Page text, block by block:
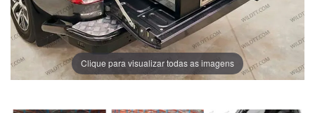
Clique para visualizar todas as imagens